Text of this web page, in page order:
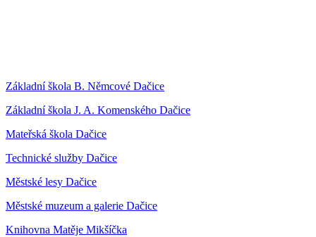
Základní škola B. Němcové Dačice
Základní škola J. A. Komenského Dačice
Mateřská škola Dačice
Technické služby Dačice
Městské lesy Dačice
Městské muzeum a galerie Dačice
Knihovna Matěje Mikšíčka